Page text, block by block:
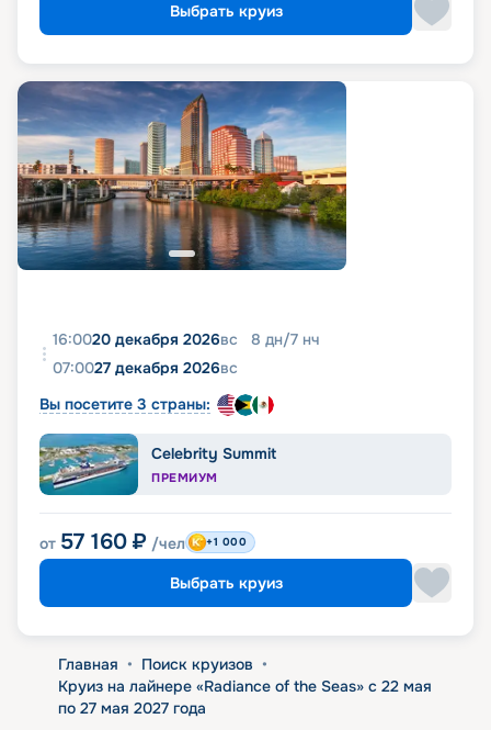
Выбрать круиз
16:0020 декабря 2026вс 8 дн/7 нч
07:0027 декабря 2026вс
Вы посетите 3 страны:
Celebrity Summit
ПРЕМИУМ
от 57 160 ₽ /чел +1 000
Выбрать круиз
Главная • Поиск круизов •
Круиз на лайнере «Radiance of the Seas» с 22 мая
по 27 мая 2027 года